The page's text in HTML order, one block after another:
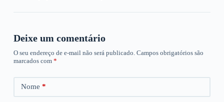
Deixe um comentário
O seu endereço de e-mail não será publicado. Campos obrigatórios são
marcados com *
Nome *